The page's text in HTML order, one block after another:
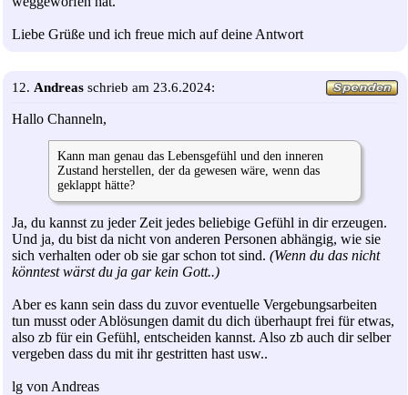
Liebe Grüße und ich freue mich auf deine Antwort
12. Andreas schrieb am 23.6.2024:
Hallo Channeln,
Kann man genau das Lebensgefühl und den inneren
Zustand herstellen, der da gewesen wäre, wenn das
geklappt hätte?
Ja, du kannst zu jeder Zeit jedes beliebige Gefühl in dir erzeugen.
Und ja, du bist da nicht von anderen Personen abhängig, wie sie
sich verhalten oder ob sie gar schon tot sind. (Wenn du das nicht
könntest wärst du ja gar kein Gott..)
Aber es kann sein dass du zuvor eventuelle Vergebungsarbeiten
tun musst oder Ablösungen damit du dich überhaupt frei für etwas,
also zb für ein Gefühl, entscheiden kannst. Also zb auch dir selber
vergeben dass du mit ihr gestritten hast usw..
lg von Andreas